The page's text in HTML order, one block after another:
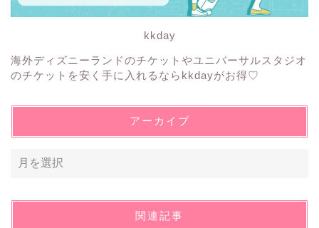
kkday
海外ディズニーランドのチケットやユニバーサルスタジオ
のチケットを安く手に入れるならkkdayがお得♡
アーカイブ
関連記事